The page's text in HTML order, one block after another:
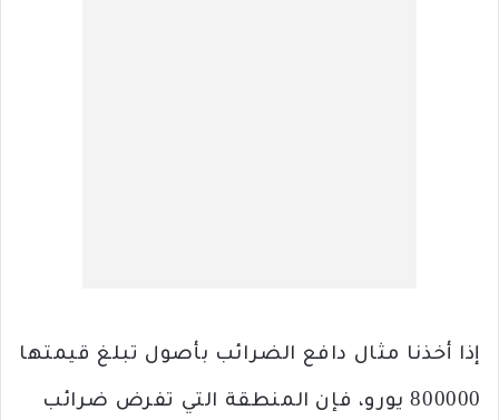
إذا أخذنا مثال دافع الضرائب بأصول تبلغ قيمتها
800000 يورو، فإن المنطقة التي تفرض ضرائب